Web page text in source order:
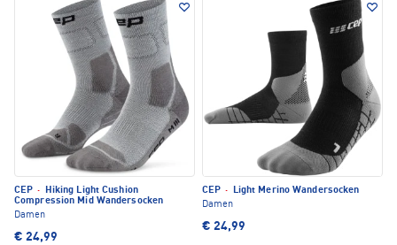
CEP ·
Hiking Light Cushion
Compression Mid Wandersocken
Damen
€ 24,99
CEP ·
Light Merino Wandersocken
Damen
€ 24,99